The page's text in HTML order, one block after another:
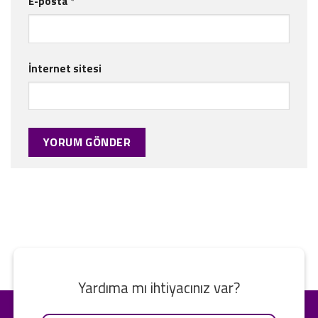
İnternet sitesi
Yardıma mı ihtiyacınız var?